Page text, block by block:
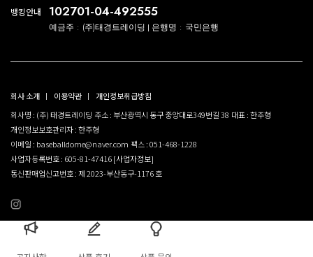
뱅킹안내 102701-04-492555
예금주 : (주)태경트레이딩 은행명 : 국민은행
회사 소개 이용약관
개인정보취급방침
회사명 : (주) 태경트레이딩 주소 : 부산광역시 동구 중앙대로349번길 38 대표 : 한주형
개인정보보호관리자 : 한주형
이메일 : baseballdome@naver.com 팩스 : 051-468-1228
사업자등록번호 : 605-81-47416[사업자정보]
통신판매업신고번호 : 제 2023-부산동구-1176 호